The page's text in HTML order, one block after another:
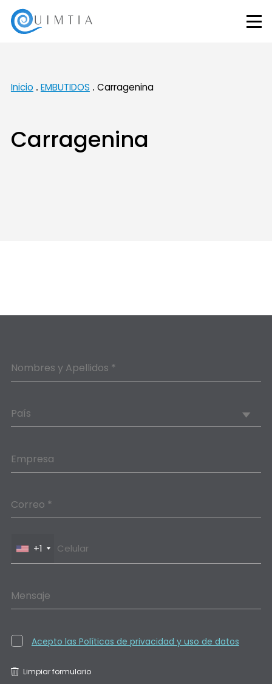
Inicio EMBUTIDOS Carragenina
Carragenina
Nombres y Apellidos *
País
Empresa
Correo *
+1
Mensaje
Acepto las Políticas de privacidad y uso de datos
Limpiar formulario